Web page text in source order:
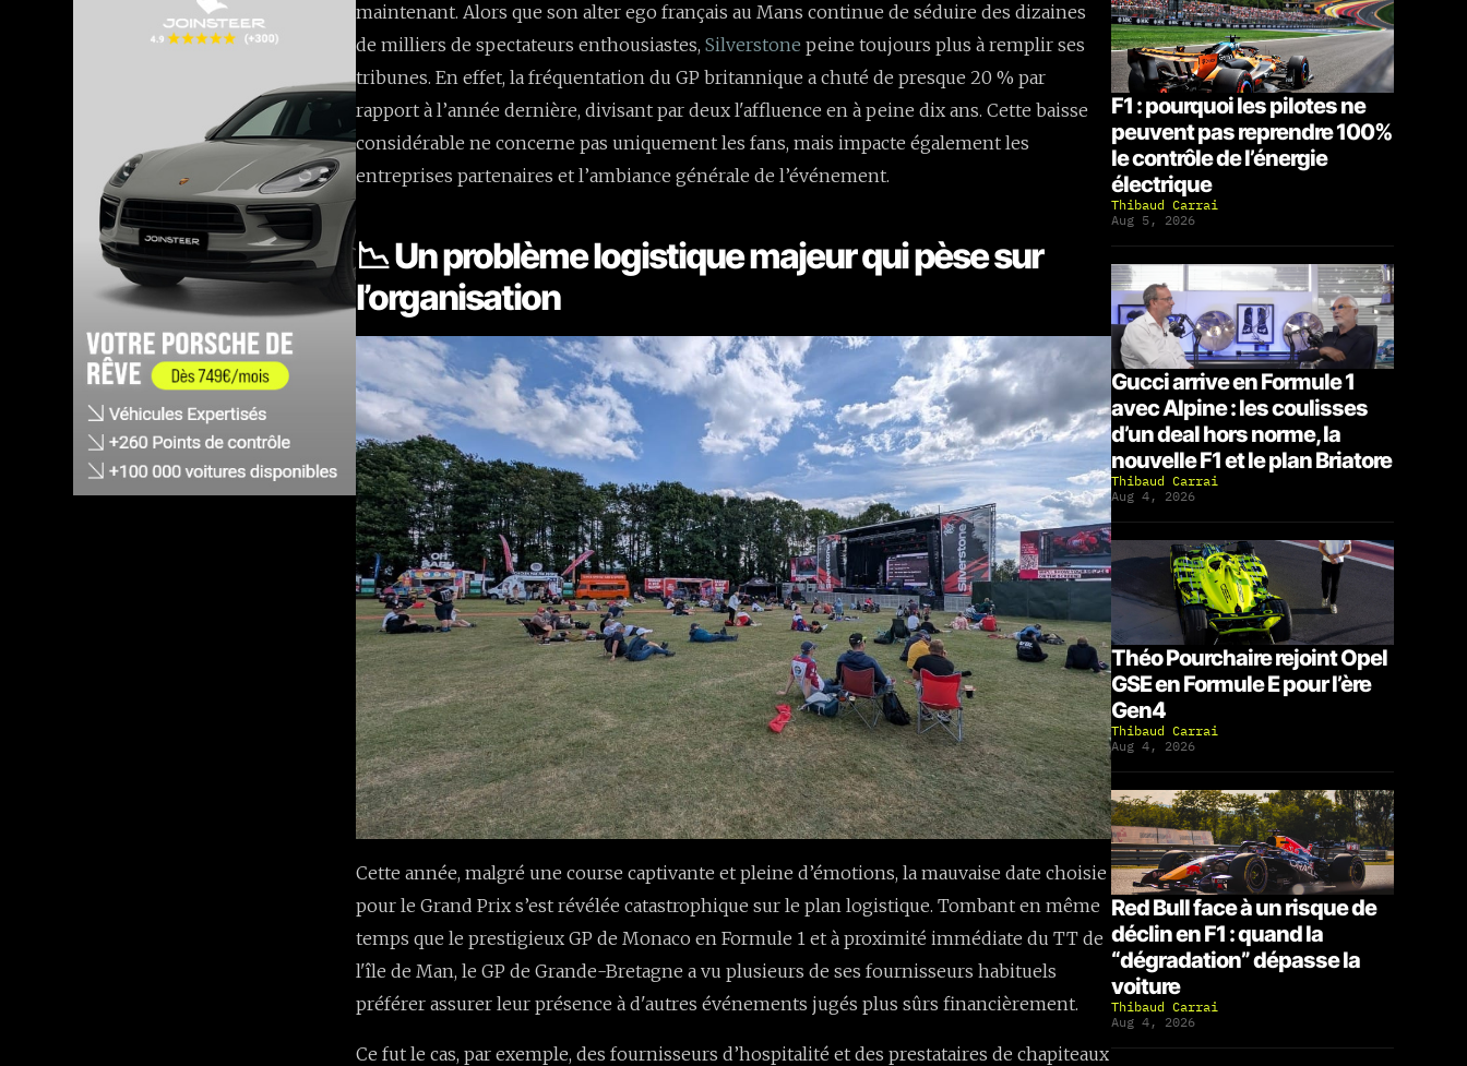
maintenant. Alors que son alter ego français au Mans continue de séduire des dizaines
de milliers de spectateurs enthousiastes,Silverstone peine toujours plus à remplir ses
tribunes. En effet, la fréquentation du GP britannique a chuté de presque 20 % par
rapport à l’année dernière, divisant par deux l'affluence en à peine dix ans. Cette baisse
considérable ne concerne pas uniquement les fans, mais impacte également les
entreprises partenaires et l’ambiance générale de l’événement.
📉 Un problème logistique majeur qui pèse sur
l’organisation
Cette année, malgré une course captivante et pleine d’émotions, la mauvaise date choisie
pour le Grand Prix s’est révélée catastrophique sur le plan logistique. Tombant en même
temps que le prestigieux GP de Monaco en Formule 1 et à proximité immédiate du TT de
l'île de Man, le GP de Grande-Bretagne a vu plusieurs de ses fournisseurs habituels
préférer assurer leur présence à d'autres événements jugés plus sûrs financièrement.
Ce fut le cas, par exemple, des fournisseurs d’hospitalité et des prestataires de chapiteaux
F1 : pourquoi les pilotes ne
peuvent pas reprendre 100%
le contrôle de l’énergie
électrique
Thibaud Carrai
Aug 5, 2026
Gucci arrive en Formule 1
avec Alpine : les coulisses
d’un deal hors norme, la
nouvelle F1 et le plan Briatore
Thibaud Carrai
Aug 4, 2026
Théo Pourchaire rejoint Opel
GSE en Formule E pour l’ère
Gen4
Thibaud Carrai
Aug 4, 2026
Red Bull face à un risque de
déclin en F1 : quand la
“dégradation” dépasse la
voiture
Thibaud Carrai
Aug 4, 2026